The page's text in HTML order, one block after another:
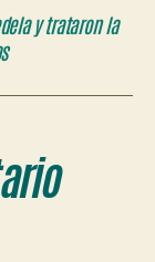
y trataron la